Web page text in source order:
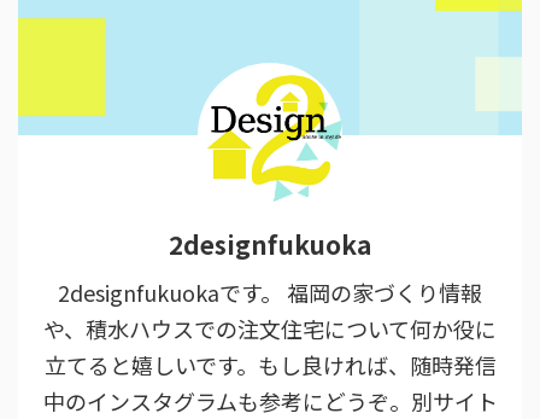
2designfukuoka
2designfukuokaです。 福岡の家づくり情報
や、積水ハウスでの注文住宅について何か役に
立てると嬉しいです。もし良ければ、随時発信
中のインスタグラムも参考にどうぞ。別サイト